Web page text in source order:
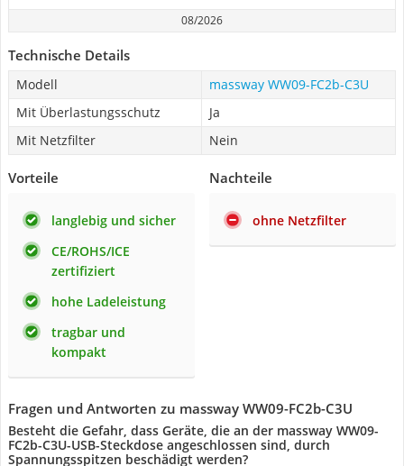
08/2026
Technische Details
Modell
massway WW09-FC2b-C3U
Mit Überlastungsschutz
Ja
Mit Netzfilter
Nein
Vorteile
langlebig und sicher
CE/ROHS/ICE
zertifiziert
hohe Ladeleistung
tragbar und
kompakt
Nachteile
ohne Netzfilter
Fragen und Antworten zu massway WW09-FC2b-C3U
Besteht die Gefahr, dass Geräte, die an der massway WW09-
FC2b-C3U-USB-Steckdose angeschlossen sind, durch
Spannungsspitzen beschädigt werden?